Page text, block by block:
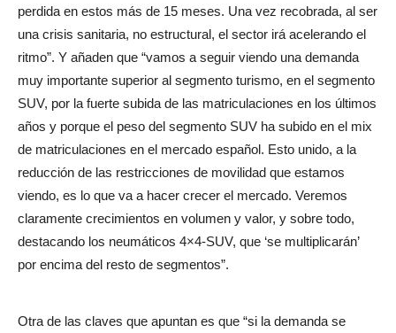
perdida en estos más de 15 meses. Una vez recobrada, al ser
una crisis sanitaria, no estructural, el sector irá acelerando el
ritmo”. Y añaden que “vamos a seguir viendo una demanda
muy importante superior al segmento turismo, en el segmento
SUV, por la fuerte subida de las matriculaciones en los últimos
años y porque el peso del segmento SUV ha subido en el mix
de matriculaciones en el mercado español. Esto unido, a la
reducción de las restricciones de movilidad que estamos
viendo, es lo que va a hacer crecer el mercado. Veremos
claramente crecimientos en volumen y valor, y sobre todo,
destacando los neumáticos 4×4-SUV, que ‘se multiplicarán’
por encima del resto de segmentos”.
Otra de las claves que apuntan es que “si la demanda se